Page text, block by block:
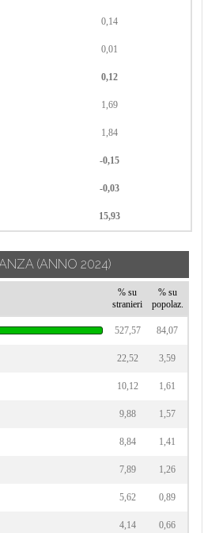
Vermezzo con
Zibido San
Giacomo
0,14
0,01
0,12
1,69
1,84
-0,15
-0,03
15,93
(ANNO 2024)
% su
stranieri
% su
popolaz.
527,57 84,07
22,52 3,59
10,12 1,61
9,88 1,57
8,84 1,41
7,89 1,26
5,62 0,89
4,14 0,66